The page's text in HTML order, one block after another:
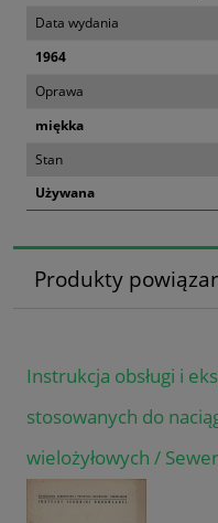
Data wydania
1964
Oprawa
miękka
Stan
Używana
Produkty
Instrukcja obsługi i
stosowanych do
wielożyłowych /